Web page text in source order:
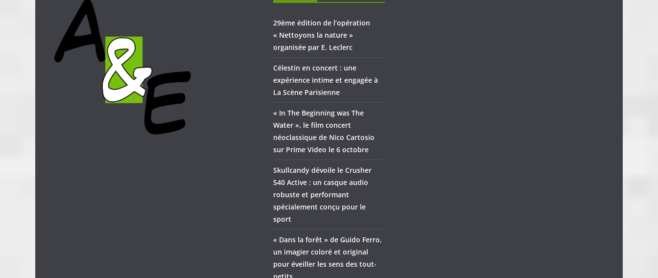
29ème édition de l’opération
« Nettoyons la nature »
organisée par E. Leclerc
Célestin en concert : une
expérience intime et engagée à
La Scène Parisienne
« In The Beginning was The
Water », le film concert
néoclassique de Nico Cartosio
sur Prime Video le 6 octobre
Skullcandy dévoile le Crusher
540 Active : un casque audio
robuste et performant
spécialement conçu pour le
sport
« Dans la forêt » de Guido Ferro,
un imagier coloré et original
pour éveiller les sens des tout-